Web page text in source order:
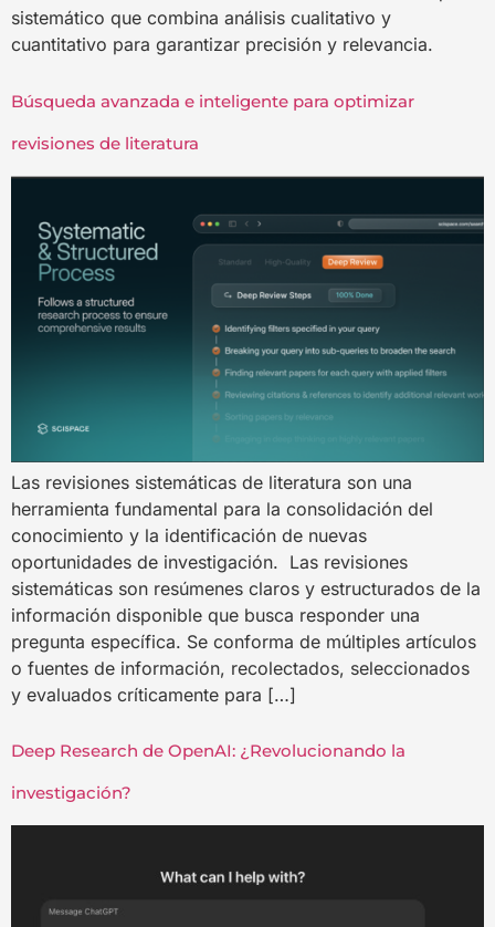
sistemático que combina análisis cualitativo y
cuantitativo para garantizar precisión y relevancia.
Búsqueda avanzada e inteligente para optimizar
revisiones de literatura
Las revisiones sistemáticas de literatura son una
herramienta fundamental para la consolidación del
conocimiento y la identificación de nuevas
oportunidades de investigación. Las revisiones
sistemáticas son resúmenes claros y estructurados de la
información disponible que busca responder una
pregunta específica. Se conforma de múltiples artículos
o fuentes de información, recolectados, seleccionados
y evaluados críticamente para […]
Deep Research de OpenAI: ¿Revolucionando la
investigación?